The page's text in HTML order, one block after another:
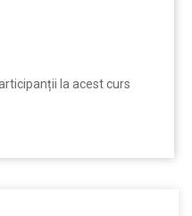
la acest curs